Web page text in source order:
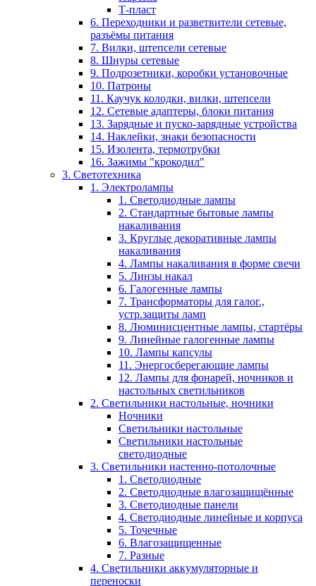
Т-пласт
6. Переходники и разветвители сетевые,
разъёмы питания
7. Вилки, штепсели сетевые
8. Шнуры сетевые
9. Подрозетники, коробки установочные
10. Патроны
11. Каучук колодки, вилки, штепсели
12. Сетевые адаптеры, блоки питания
13. Зарядные и пуско-зарядные устройства
14. Наклейки, знаки безопасности
15. Изолента, термотрубки
16. Зажимы "крокодил"
3. Светотехника
1. Электролампы
1. Светодиодные лампы
2. Стандартные бытовые лампы
накаливания
3. Круглые декоративные лампы
накаливания
4. Лампы накаливания в форме свечи
5. Линзы накал
6. Галогенные лампы
7. Трансформаторы для галог.,
устр.защиты ламп
8. Люминисцентные лампы, стартёры
9. Линейные галогенные лампы
10. Лампы капсулы
11. Энергосберегающие лампы
12. Лампы для фонарей, ночников и
настольных светильников
2. Светильники настольные, ночники
Ночники
Светильники настольные
Светильники настольные
светодиодные
3. Светильники настенно-потолочные
1. Светодиодные
2. Светодиодные влагозащищённые
3. Светодиодные панели
4. Светодиодные линейные и корпуса
5. Точечные
6. Влагозащищенные
7. Разные
4. Светильники аккумуляторные и
переноски